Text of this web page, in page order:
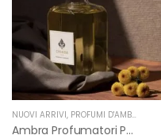
NUOVI ARRIVI, PROFUMI D'AMBIENTE
Ambra Profumatori Per Ambiente A Bastoncini Di Chiara Firenze